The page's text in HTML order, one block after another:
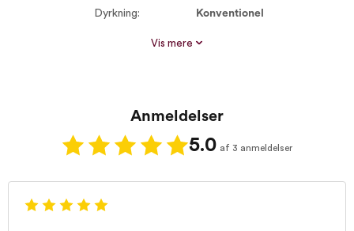
Dyrkning: Konventionel
Proptype:
Vis mere
Anmeldelser
5.0 af 3 anmeldelser